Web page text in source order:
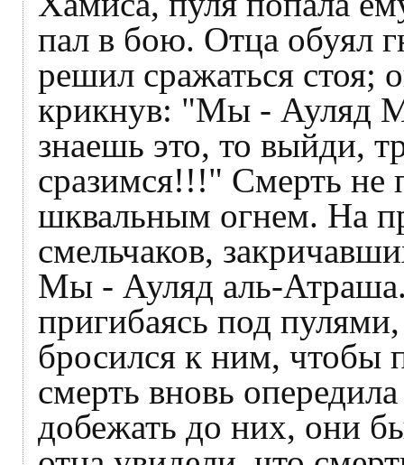
пал в бою. Отца обуял
решил сражаться стоя;
крикнув: "Мы - Ауляд
знаешь это, то выйди,
сразимся!!!" Смерть не
шквальным огнем. На
смельчаков,
Мы - Ауляд аль-
пригибаясь под
бросился к ним, чтобы
смерть вновь
добежать до них, они